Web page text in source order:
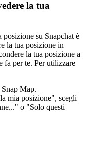
la tua
su Snapchat è
la tua posizione in
la tua posizione a
fa per te. Per utilizzare
Map.
mia posizione", scegli
o "Solo questi